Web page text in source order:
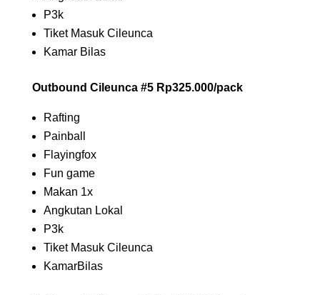
P3k
Tiket Masuk Cileunca
Kamar Bilas
Outbound Cileunca #5 Rp325.000/pack
Rafting
Painball
Flayingfox
Fun game
Makan 1x
Angkutan Lokal
P3k
Tiket Masuk Cileunca
KamarBilas